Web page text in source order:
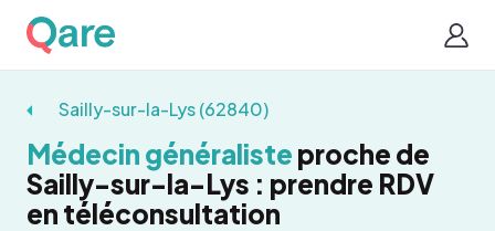
Sailly-sur-la-Lys (62840)
Médecin généraliste proche de
Sailly-sur-la-Lys : prendre RDV
en téléconsultation